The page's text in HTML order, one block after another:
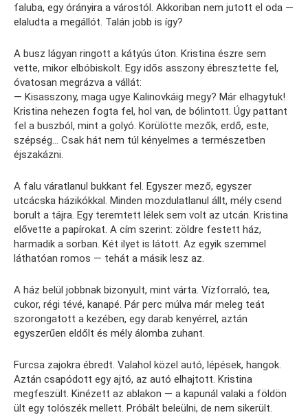
faluba, egy órányira a várostól. Akkoriban nem jutott el oda —
elaludta a megállót. Talán jobb is így?
A busz lágyan ringott a kátyús úton. Kristina észre sem
vette, mikor elbóbiskolt. Egy idős asszony ébresztette fel,
óvatosan megrázva a vállát:
— Kisasszony, maga ugye Kalinovkáig megy? Már elhagytuk!
Kristina nehezen fogta fel, hol van, de bólintott. Úgy pattant
fel a buszból, mint a golyó. Körülötte mezők, erdő, este,
szépség… Csak hát nem túl kényelmes a természetben
éjszakázni.
A falu váratlanul bukkant fel. Egyszer mező, egyszer
utcácska házikókkal. Minden mozdulatlanul állt, mély csend
borult a tájra. Egy teremtett lélek sem volt az utcán. Kristina
elővette a papírokat. A cím szerint: zöldre festett ház,
harmadik a sorban. Két ilyet is látott. Az egyik szemmel
láthatóan romos — tehát a másik lesz az.
A ház belül jobbnak bizonyult, mint várta. Vízforraló, tea,
cukor, régi tévé, kanapé. Pár perc múlva már meleg teát
szorongatott a kezében, egy darab kenyérrel, aztán
egyszerűen eldőlt és mély álomba zuhant.
Furcsa zajokra ébredt. Valahol közel autó, lépések, hangok.
Aztán csapódott egy ajtó, az autó elhajtott. Kristina
megfeszült. Kinézett az ablakon — a kapunál valaki a földön
ült egy tolószék mellett. Próbált beleülni, de nem sikerült.